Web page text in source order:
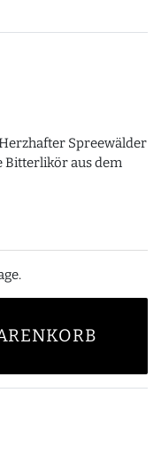
Spreewälder
aus dem